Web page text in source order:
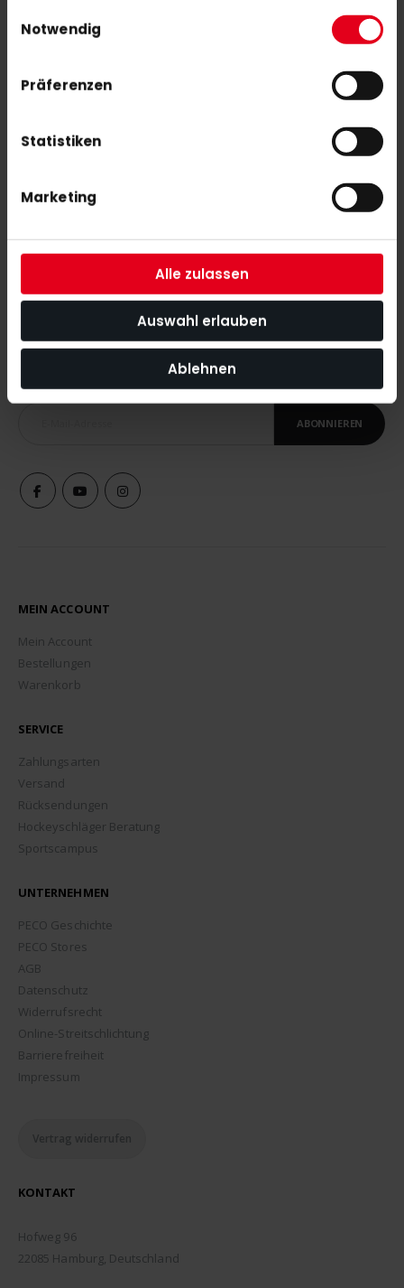
Nutzung der Dienste gesammelt haben.
Notwendig
Präferenzen
Statistiken
Marketing
Alle zulassen
Auswahl erlauben
Ablehnen
oderAlle auswählen
adidas Flensburg HC Sweat Pant Herren navy
NEWSLETTER ANMELDUNG
Mit unserem Newsletter seid ihr immer auf den neuesten Stand
was News, Tipps und Rabattaktionen rund um unseren Shop
ABONNIEREN
MEIN ACCOUNT
Mein Account
Bestellungen
Warenkorb
SERVICE
Zahlungsarten
Versand
Rücksendungen
Hockeyschläger Beratung
Sportscampus
UNTERNEHMEN
PECO Geschichte
PECO Stores
AGB
Datenschutz
Widerrufsrecht
Online-Streitschlichtung
Barrierefreiheit
Impressum
Vertrag widerrufen
KONTAKT
Hofweg 96
22085 Hamburg, Deutschland